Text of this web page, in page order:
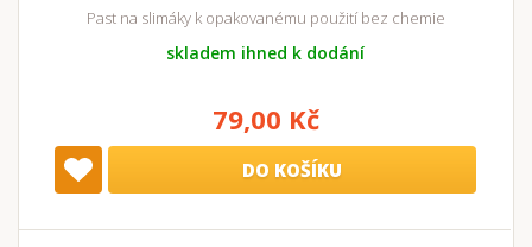
Past na slimáky k opakovanému použití bez chemie
skladem ihned k dodání
79,00 Kč
DO KOŠÍKU